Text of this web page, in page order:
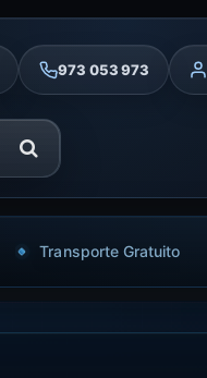
973 053 973
Transporte Gratuito